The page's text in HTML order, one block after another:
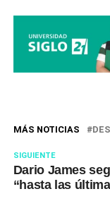
MÁS NOTICIAS
SIGUIENTE
Dario James
“hasta las